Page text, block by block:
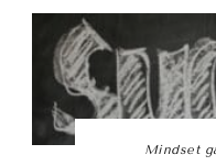
Mindset